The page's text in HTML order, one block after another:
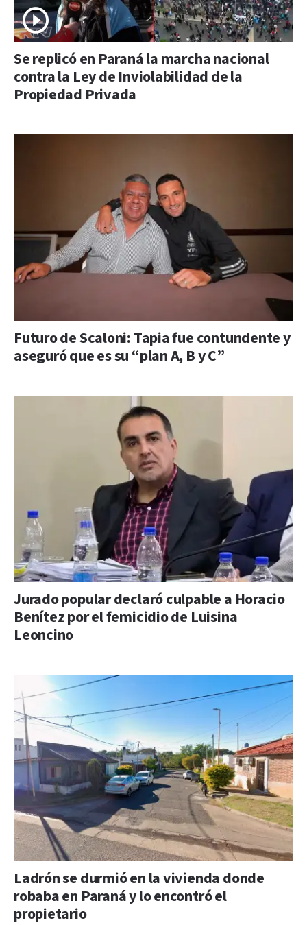
Se replicó en Paraná la marcha nacional
contra la Ley de Inviolabilidad de la
Propiedad Privada
Futuro de Scaloni: Tapia fue contundente y
aseguró que es su “plan A, B y C”
Jurado popular declaró culpable a Horacio
Benítez por el femicidio de Luisina
Leoncino
Ladrón se durmió en la vivienda donde
robaba en Paraná y lo encontró el
propietario